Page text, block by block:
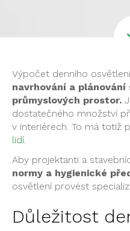
Výpočet denního
navrhování a
průmyslových prostor.
dostatečného množství
v interiérech. To má totiž
lidí.
Aby projektanti a
normy a hygienické
osvětlení provést
Důležitost